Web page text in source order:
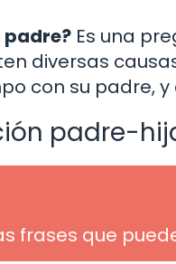
padre? Es una
diversas
con su padre,
padre-
frases que